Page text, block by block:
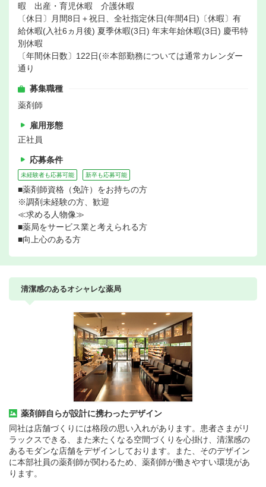
暇 出産・育児休暇 介護休暇
〔休日〕月間8日＋祝日、全社指定休日(年間4日)〔休暇〕有
給休暇(入社6ヵ月後) 夏季休暇(3日) 年末年始休暇(3日) 慶弔特
別休暇
〔年間休日数〕122日(※本部勤務については通常カレンダー
通り
募集職種
薬剤師
雇用形態
正社員
応募条件
未経験者も応募可能 新卒も応募可能
■薬剤師資格（免許）をお持ちの方
※調剤未経験の方、歓迎
≪求める人物像≫
■薬局をサービス業と考えられる方
■向上心のある方
清潔感のあるオシャレな薬局
薬剤師自らが設計に携わったデザイン
同社は店舗づくりには格段の思い入れがあります。患者さまがリ
ラックスできる、また来たくなる空間づくりを心掛け、清潔感の
あるモダンな店舗をデザインしております。また、そのデザイン
に本部社員の薬剤師が関わるため、薬剤師が働きやすい環境があ
ります。